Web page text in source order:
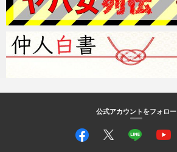
公式アカウントをフォロー